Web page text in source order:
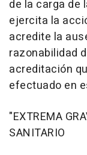
de la carga de
ejercita la
acredite la
razonabilidad
acreditación
efectuado en
"EXTREMA
SANITARIO